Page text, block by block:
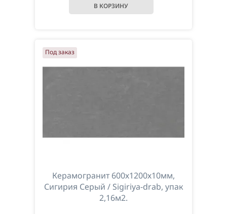
Керамогранит 600х1200х10мм,
Сигирия Серый / Sigiriya-drab, упак
2,16м2.
Под заказ